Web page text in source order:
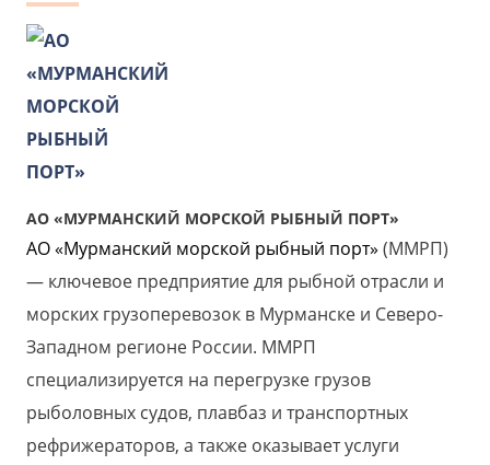
АО «МУРМАНСКИЙ МОРСКОЙ РЫБНЫЙ ПОРТ»
АО «Мурманский морской рыбный порт» (ММРП)
— ключевое предприятие для рыбной отрасли и
морских грузоперевозок в Мурманске и Северо-
Западном регионе России. ММРП
специализируется на перегрузке грузов
рыболовных судов, плавбаз и транспортных
рефрижераторов, а также оказывает услуги